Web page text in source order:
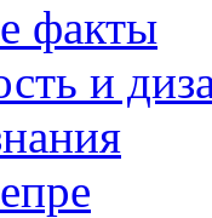
факты
и